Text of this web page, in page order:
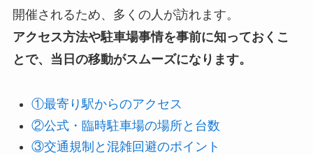
開催されるため、多くの人が訪れます。
アクセス方法や駐車場事情を事前に知っておくこ
とで、当日の移動がスムーズになります。
①最寄り駅からのアクセス
②公式・臨時駐車場の場所と台数
③交通規制と混雑回避のポイント